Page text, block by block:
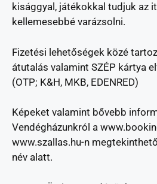
kisággyal, játékokkal tudjuk az
kellemesebbé varázsolni.
Fizetési lehetőségek közé
átutalás valamint SZÉP kártya
(OTP; K&H, MKB, EDENRED)
Képeket valamint bővebb
Vendégházunkról a
www.szallas.hu-n
név alatt.